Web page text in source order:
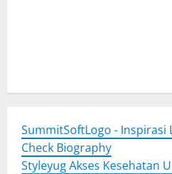
SummitSoftLogo - Inspirasi
Check Biography
Styleyug Akses Kesehatan